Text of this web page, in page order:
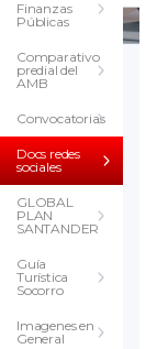
Finanzas
Públicas
Comparativo
predial del
AMB
Convocatorias
Docs redes
sociales
GLOBAL
PLAN
SANTANDER
Guía
Turística
Socorro
Imagenes en
General